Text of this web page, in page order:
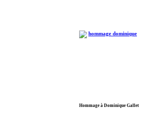
Hommage à Dominique Gallet